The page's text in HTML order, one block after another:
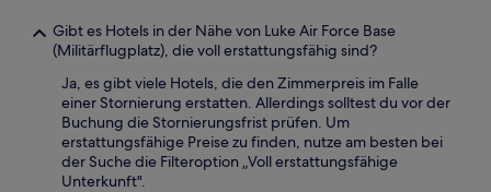
Gibt es Hotels in der Nähe von Luke Air Force Base
(Militärflugplatz), die voll erstattungsfähig sind?
Ja, es gibt viele Hotels, die den Zimmerpreis im Falle
einer Stornierung erstatten. Allerdings solltest du vor der
Buchung die Stornierungsfrist prüfen. Um
erstattungsfähige Preise zu finden, nutze am besten bei
der Suche die Filteroption „Voll erstattungsfähige
Unterkunft".